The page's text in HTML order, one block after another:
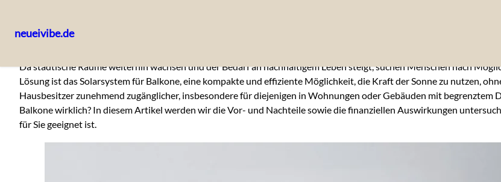
to
content
neueivibe.de
Da städtische Räume weiterhin wachsen und der Bedarf an nachhaltigem Leben steigt, suchen Menschen nach
Lösung ist das Solarsystem für Balkone, eine kompakte und effiziente Möglichkeit, die Kraft der Sonne zu nutzen,
Hausbesitzer zunehmend zugänglicher, insbesondere für diejenigen in Wohnungen oder Gebäuden mit
Balkone wirklich? In diesem Artikel werden wir die Vor- und Nachteile sowie die finanziellen Auswirkungen
für Sie geeignet ist.